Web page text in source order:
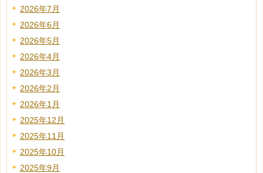
2026年7月
2026年6月
2026年5月
2026年4月
2026年3月
2026年2月
2026年1月
2025年12月
2025年11月
2025年10月
2025年9月